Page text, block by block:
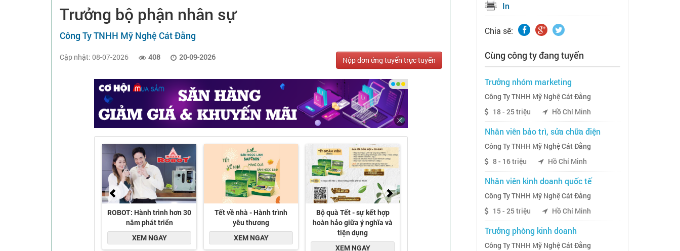
Trưởng bộ phận nhân sự
Công Ty TNHH Mỹ Nghệ Cát Đằng
Cập nhật: 08-07-2026 408 20-09-2026 Nộp đơn ứng tuyển trực tuyến
In
Chia sẽ:
Cùng công ty đang tuyển
Trưởng nhóm marketing
Công Ty TNHH Mỹ Nghệ Cát Đằng
18 - 25 triệu
Hồ Chí Minh
Nhân viên bảo trì, sửa chữa điện
Công Ty TNHH Mỹ Nghệ Cát Đằng
8 - 16 triệu
Hồ Chí Minh
Nhân viên kinh doanh quốc tế
Công Ty TNHH Mỹ Nghệ Cát Đằng
15 - 25 triệu
Hồ Chí Minh
Trưởng phòng kinh doanh
Công Ty TNHH Mỹ Nghệ Cát Đằng